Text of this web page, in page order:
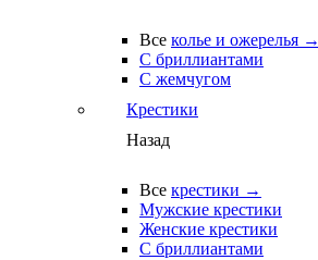
Все колье и ожерелья →
С бриллиантами
С жемчугом
Крестики
Назад
Все крестики →
Мужские крестики
Женские крестики
С бриллиантами